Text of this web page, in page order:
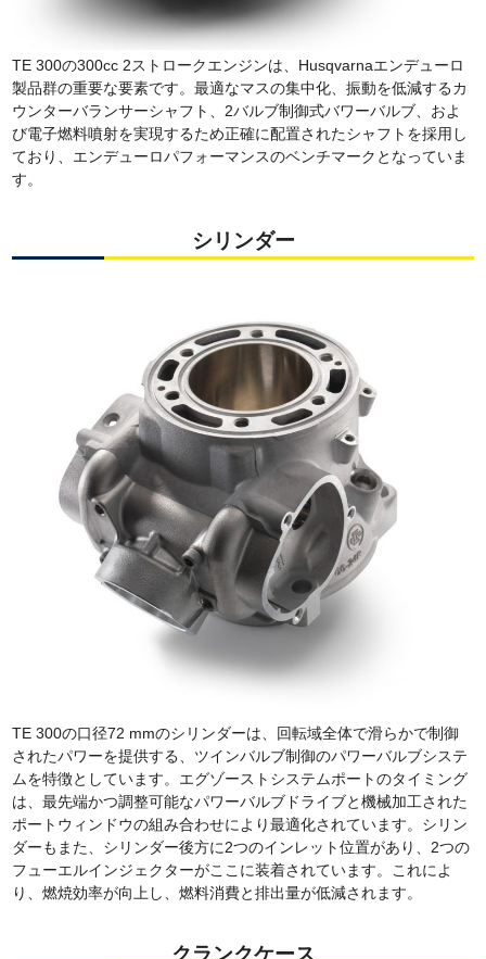
TE 300の300cc 2ストロークエンジンは、Husqvarnaエンデューロ
製品群の重要な要素です。最適なマスの集中化、振動を低減するカ
ウンターバランサーシャフト、2バルブ制御式バワーバルブ、およ
び電子燃料噴射を実現するため正確に配置されたシャフトを採用し
ており、エンデューロパフォーマンスのベンチマークとなっていま
す。
シリンダー
TE 300の口径72 mmのシリンダーは、回転域全体で滑らかで制御
されたパワーを提供する、ツインバルブ制御のパワーバルブシステ
ムを特徴としています。エグゾーストシステムポートのタイミング
は、最先端かつ調整可能なパワーバルブドライブと機械加工された
ポートウィンドウの組み合わせにより最適化されています。シリン
ダーもまた、シリンダー後方に2つのインレット位置があり、2つの
フューエルインジェクターがここに装着されています。これによ
り、燃焼効率が向上し、燃料消費と排出量が低減されます。
クランクケース